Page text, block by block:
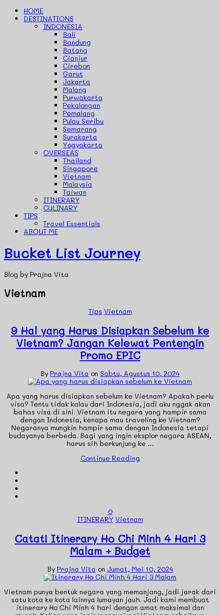
HOME
DESTINATIONS
INDONESIA
Bali
Bandung
Batang
Cianjur
Cirebon
Garut
Jakarta
Malang
Purwakarta
Pekalongan
Pemalang
Pulau Seribu
Semarang
Surakarta
Yogyakarta
OVERSEAS
Thailand
Singapore
Vietnam
Malaysia
Taiwan
ITINERARY
CULINARY
TIPS
Travel Essentials
ABOUT ME
Bucket List Journey
Blog by Prajna Vita
Vietnam
Tips Vietnam
9 Hal yang Harus Disiapkan Sebelum ke
Vietnam? Jangan Kelewat Pentengin
Promo EPIC
By Prajna Vita on Sabtu, Agustus 10, 2024
Apa yang harus disiapkan sebelum ke Vietnam? Apakah perlu
visa? Tentu tidak kalau dari Indonesia, jadi aku nggak akan
bahas visa di sini. Vietnam itu negara yang hampir sama
dengan Indonesia, kenapa mau traveling ke Vietnam?
Negaranya mungkin hampir sama dengan Indonesia tetapi
budayanya berbeda. Bagi yang ingin eksplor negara ASEAN,
harus sih berkunjung ke …
Continue Reading
0
ITINERARY Vietnam
Catat! Itinerary Ho Chi Minh 4 Hari 3
Malam + Budget
By Prajna Vita on Jumat, Mei 10, 2024
Vietnam punya bentuk negara yang memanjang, jadi jarak dari
satu kota ke kota lainnya lumayan jauh. Jadi kami membuat
itinerary Ho Chi Minh 4 hari dengan amat maksimal dan